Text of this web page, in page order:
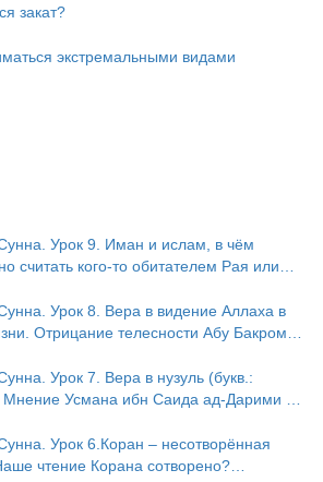
закат?
экстремальными видами
Урок 9. Иман и ислам, в чём
считать кого-то обитателем Рая или
Урок 8. Вера в видение Аллаха в
Отрицание телесности Абу Бакром
Иман – это слова, дела и познание
Урок 7. Вера в нузуль (букв.:
Мнение Усмана ибн Саида ад-Дарими о
Урок 6.Коран – несотворённая
чтение Корана сотворено?